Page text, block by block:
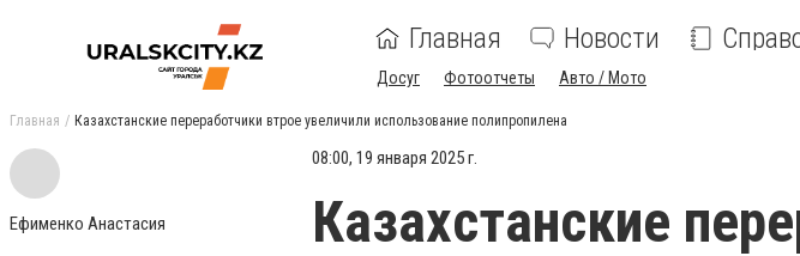
Главная Новости
Досуг Фотоотчеты Авто / Мото
Главная Казахстанские переработчики втрое увеличили использование полипропилена
Ефименко Анастасия
08:00, 19 января 2025 г.
Казахстанские